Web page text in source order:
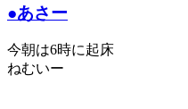
●あさー
今朝は6時に起床
ねむいー